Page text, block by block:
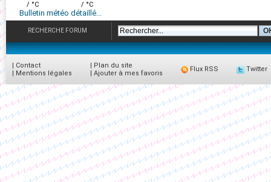
/ °C / °C
Bulletin météo détaillé...
RECHERCHE FORUM
| Contact
| Mentions légales
| Plan du site
| Ajouter à mes favoris
Flux RSS Twitter